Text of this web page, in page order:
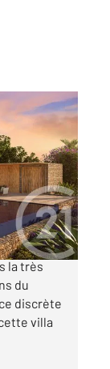
Mer Au
la très
du
discrète
villa